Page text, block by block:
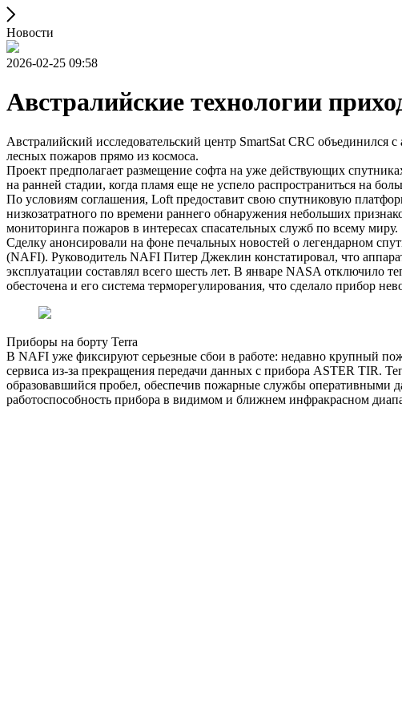
Новости
2026-02-25 09:58
Австралийские технологии
Австралийский исследовательский центр SmartSat CRC
лесных пожаров прямо из космоса.
Проект предполагает размещение софта на уже действующих
на ранней стадии, когда пламя еще не успело распространиться на
По условиям соглашения, Loft предоставит свою спутниковую
низкозатратного по времени раннего обнаружения небольших
мониторинга пожаров в интересах спасательных служб по всему миру.
Сделку анонсировали на фоне печальных новостей о легендарном
(NAFI). Руководитель NAFI Питер Джеклин констатировал, что
эксплуатации составлял всего шесть лет. В январе NASA отключило
обесточена и его система терморегулирования, что сделало прибор
Приборы на борту Terra
В NAFI уже фиксируют серьезные сбои в работе: недавно крупный
сервиса из-за прекращения передачи данных с прибора ASTER TIR.
образовавшийся пробел, обеспечив пожарные службы оперативными
работоспособность прибора в видимом и ближнем инфракрасном